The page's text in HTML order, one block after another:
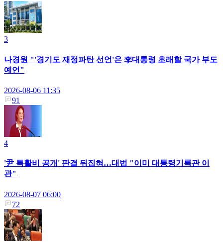
3
나경원 "'경기도 재정파탄 선언'은 李대통령 초래할 국가 부도
예언"
2026-08-06 11:35
91
4
'尹 특활비 공개' 판결 뒤집혀…대법 "이미 대통령기록관 이
관"
2026-08-07 06:00
72